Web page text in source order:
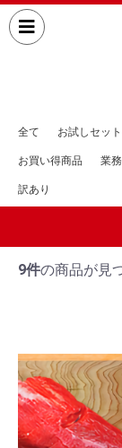
全て お試しセット
お買い得商品 業
訳あり
9件の商品が見